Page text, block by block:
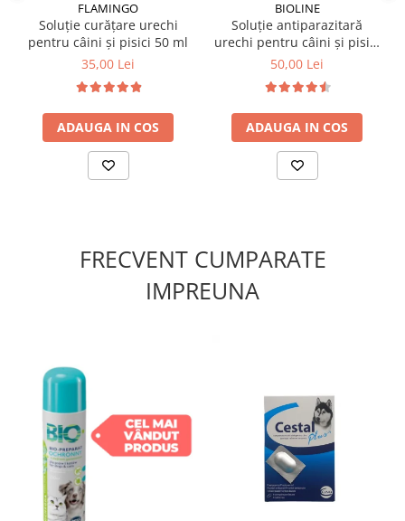
Formulă non-toxic, sigură pentru urechile câinilor și
pisicilor. Prezentare: flacon de 200ml.
FLAMINGO
Soluție curățare urechi
pentru câini și pisici 50 ml
35,00 Lei
ADAUGA IN COS
BIOLINE
Soluție antiparazitară
urechi pentru câini și pisici
Bioline 30 ml
50,00 Lei
ADAUGA IN COS
FRECVENT CUMPARATE
IMPREUNA